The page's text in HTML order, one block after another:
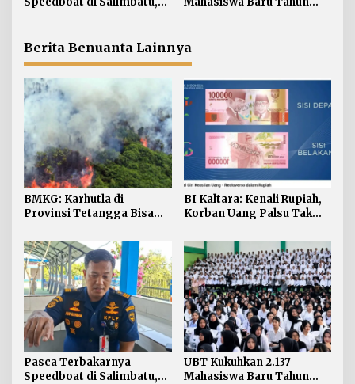
s
Awak Kapal
Berita Benuanta Lainnya
BMKG: Karhutla di
Provinsi Tetangga Bisa
Kaltara
BI Kaltara: Kenali Rupiah,
Korban Uang Palsu Tak
Pasca Terbakarnya
Speedboat di Salimbatu,
UBT Kukuhkan 2.137
Mahasiswa Baru Tahun